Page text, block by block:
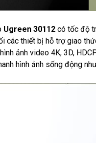
Ugreen 30112 có tốc độ
các thiết bị hỗ trợ giao
ảnh video 4K, 3D,
hình ảnh sống động